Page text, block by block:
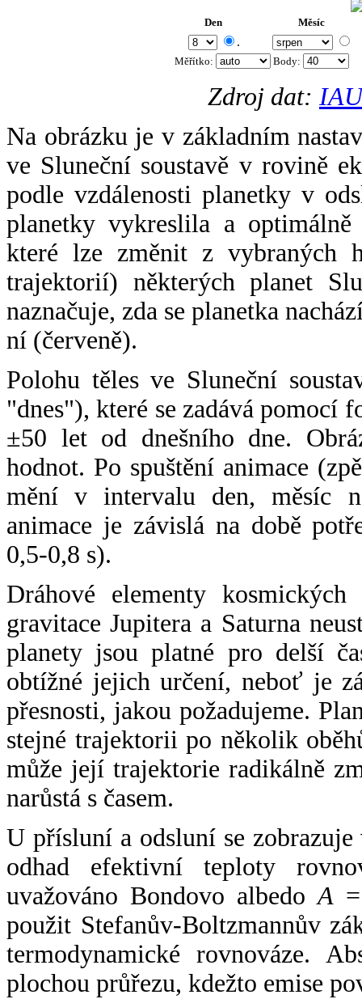
Den Měsíc
.
Měřítko: Body:
Zdroj dat:
Na obrázku je v základním
ve Sluneční soustavě v rovině
podle vzdálenosti planetky v
planetky vykreslila a
které lze změnit z vybraných
trajektorií) některých planet
naznačuje, zda se planetka
ní (červeně).
Polohu těles ve Sluneční
"dnes"), které se zadává pomocí
±50 let od dnešního dne.
hodnot. Po spuštění animace
mění v intervalu den, měsíc
animace je závislá na době
0,5-0,8 s).
Dráhové elementy
gravitace Jupitera a Saturna
planety jsou platné pro delší
obtížné jejich určení, neboť je
přesnosti, jakou požadujeme.
stejné trajektorii po několik
může její trajektorie radikálně
narůstá s časem.
U přísluní a odsluní se
odhad efektivní teploty
uvažováno Bondovo albedoA
použit Stefanův-Boltzmannův
termodynamické rovnováze.
plochou průřezu, kdežto emise